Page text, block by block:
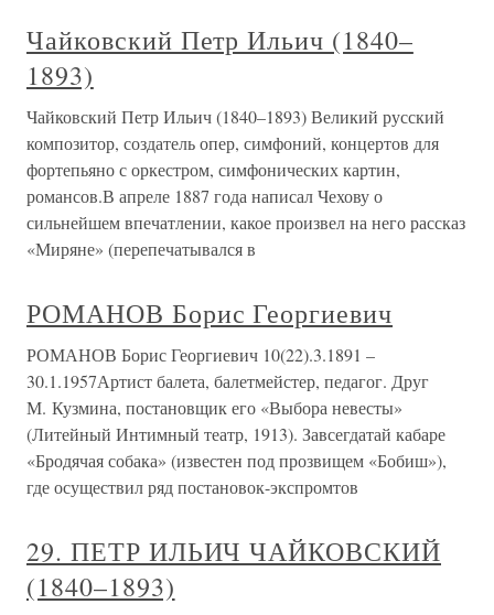
Чайковский Петр Ильич (1840–
1893)
Чайковский Петр Ильич (1840–1893) Великий русский
композитор, создатель опер, симфоний, концертов для
фортепьяно с оркестром, симфонических картин,
романсов.В апреле 1887 года написал Чехову о
сильнейшем впечатлении, какое произвел на него рассказ
«Миряне» (перепечатывался в
РОМАНОВ Борис Георгиевич
РОМАНОВ Борис Георгиевич 10(22).3.1891 –
30.1.1957Артист балета, балетмейстер, педагог. Друг
М. Кузмина, постановщик его «Выбора невесты»
(Литейный Интимный театр, 1913). Завсегдатай кабаре
«Бродячая собака» (известен под прозвищем «Бобиш»),
где осуществил ряд постановок-экспромтов
29. ПЕТР ИЛЬИЧ ЧАЙКОВСКИЙ
(1840–1893)